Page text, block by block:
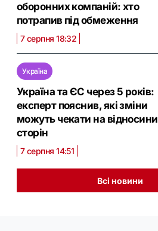
оборонних компаній: хто
потрапив під обмеження
7 серпня 18:32
Україна
Україна та ЄС через 5 років:
експерт пояснив, які зміни
можуть чекати на відносини
сторін
7 серпня 14:51
Всі новини